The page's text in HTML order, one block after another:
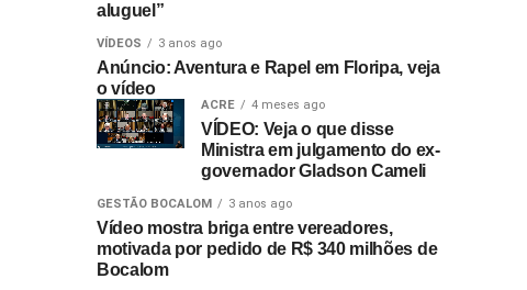
aluguel”
VÍDEOS 3 anos ago
Anúncio: Aventura e Rapel em Floripa, veja
o vídeo
ACRE 4 meses ago
VÍDEO: Veja o que disse
Ministra em julgamento do ex-
governador Gladson Cameli
GESTÃO BOCALOM 3 anos ago
Vídeo mostra briga entre vereadores,
motivada por pedido de R$ 340 milhões de
Bocalom